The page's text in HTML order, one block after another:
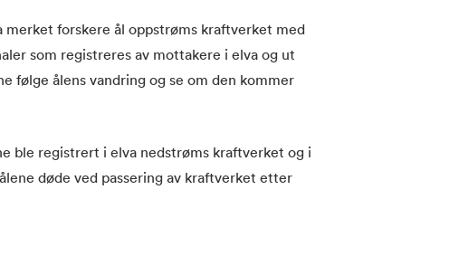
merket forskere ål oppstrøms kraftverket med
som registreres av mottakere i elva og ut
følge ålens vandring og se om den kommer
ble registrert i elva nedstrøms kraftverket og i
døde ved passering av kraftverket etter